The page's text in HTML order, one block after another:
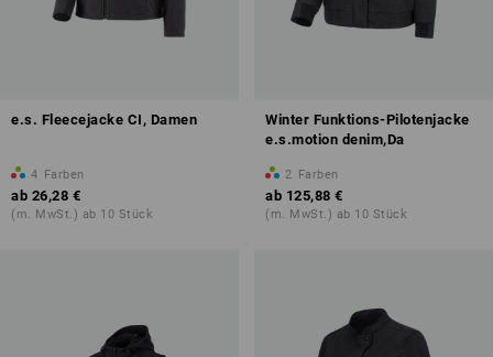
e.s. Fleecejacke CI, Damen
4 Farben
ab 26,28 €
(m. MwSt.) ab 10 Stück
Winter Funktions-Pilotenjacke
e.s.motion denim,Da
2 Farben
ab 125,88 €
(m. MwSt.) ab 10 Stück